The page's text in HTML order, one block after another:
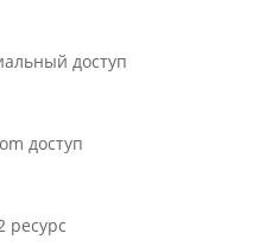
доступ
доступ
ресурс